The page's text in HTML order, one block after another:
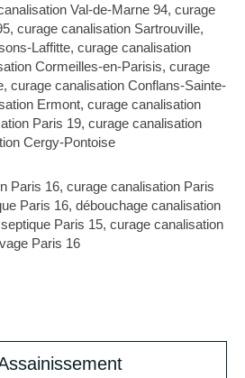
Val-de-Marne 94, curage
, curage canalisation Sartrouville,
Laffitte, curage canalisation
Cormeilles-en-Parisis, curage
, curage canalisation Conflans-Sainte-
Ermont, curage canalisation
Paris 19, curage canalisation
Cergy-Pontoise
Paris 16, curage canalisation Paris
Paris 16, débouchage canalisation
Paris 15, curage canalisation
Paris 16